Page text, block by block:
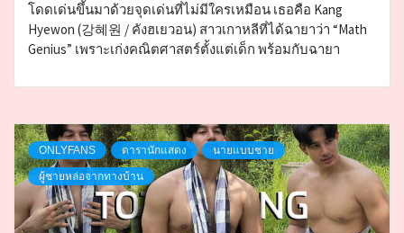
โดดเด่นขึ้นมาด้วยจุดเด่นที่ไม่มีใครเหมือน เธอคือ Kang
Hyewon (강혜원 / คังฮเยวอน) สาวเกาหลีที่ได้ฉายาว่า “Math
Genius” เพราะเก่งคณิตศาสตร์ตั้งแต่เด็ก พร้อมกับฉายา
ONLYFANS ดารานักแสดง นายแบบชาย
ผู้ชายหล่อจากทางบ้าน